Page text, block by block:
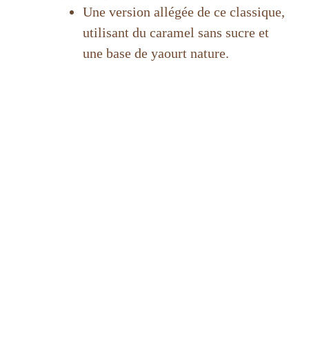
Une version allégée de ce classique,
utilisant du caramel sans sucre et
une base de yaourt nature.